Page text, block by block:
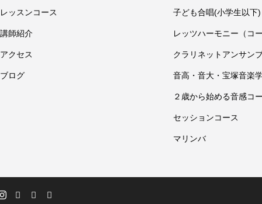
レッスンコース
講師紹介
アクセス
ブログ
子ども合唱(小学生以下)
レッツハーモニー（コ
クラリネットアンサン
音高・音大・宝塚音楽
２歳から始める音感コ
セッションコース
マリンバ